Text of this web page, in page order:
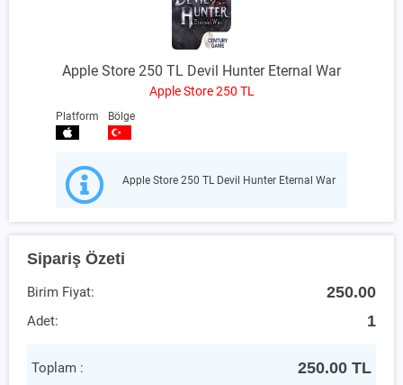
Apple Store 250 TL Devil Hunter Eternal War
Apple Store 250 TL
Platform Bölge
Apple Store 250 TL Devil Hunter Eternal War
Sipariş Özeti
Birim Fiyat: 250.00
Adet: 1
Toplam : 250.00 TL